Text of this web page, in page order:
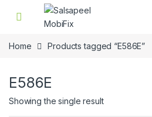
Skip to navigation
Skip to content
Home Products tagged “E586E”
E586E
Showing the single result